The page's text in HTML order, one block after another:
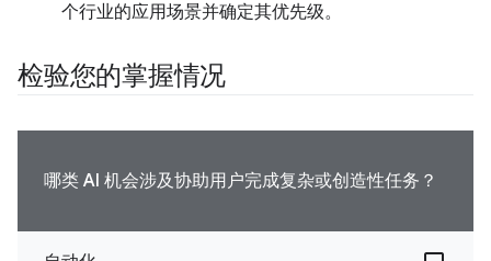
个行业的应用场景并确定其优先级。
检验您的掌握情况
哪类 AI 机会涉及协助用户完成复杂或创造性任务？